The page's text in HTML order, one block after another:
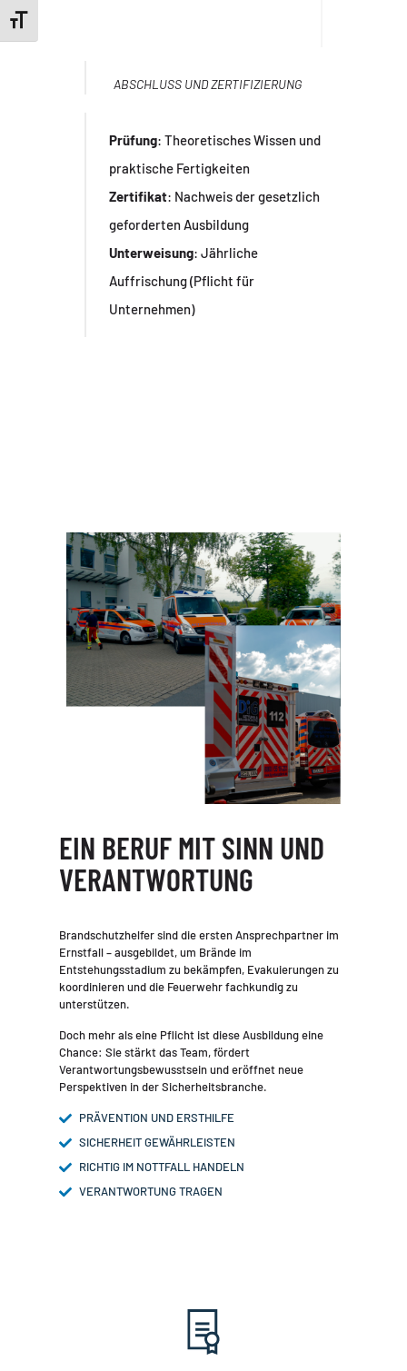
Schrift vergrößern
ABSCHLUSS UND ZERTIFIZIERUNG
Prüfung: Theoretisches Wissen und
praktische Fertigkeiten
Zertifikat: Nachweis der gesetzlich
geforderten Ausbildung
Unterweisung: Jährliche
Auffrischung (Pflicht für
Unternehmen)
EIN BERUF MIT SINN UND
VERANTWORTUNG
Brandschutzhelfer sind die ersten Ansprechpartner im
Ernstfall – ausgebildet, um Brände im
Entstehungsstadium zu bekämpfen, Evakuierungen zu
koordinieren und die Feuerwehr fachkundig zu
unterstützen.
Doch mehr als eine Pflicht ist diese Ausbildung eine
Chance: Sie stärkt das Team, fördert
Verantwortungsbewusstsein und eröffnet neue
Perspektiven in der Sicherheitsbranche.
PRÄVENTION UND ERSTHILFE
SICHERHEIT GEWÄHRLEISTEN
RICHTIG IM NOTTFALL HANDELN
VERANTWORTUNG TRAGEN